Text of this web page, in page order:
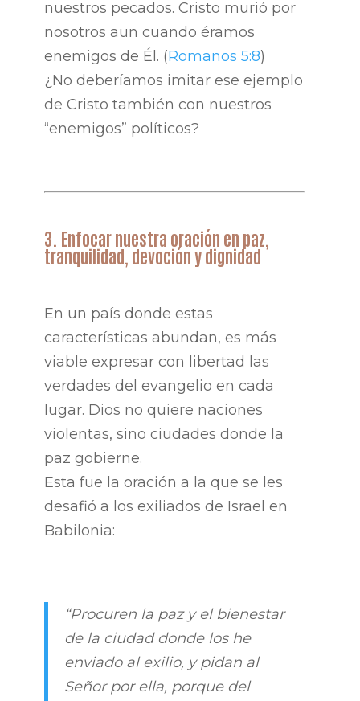
nuestros pecados. Cristo murió por
nosotros aun cuando éramos
enemigos de Él. (Romanos 5:8)
¿No deberíamos imitar ese ejemplo
de Cristo también con nuestros
“enemigos” políticos?
3. Enfocar nuestra oración en paz,
tranquilidad, devoción y dignidad
En un país donde estas
características abundan, es más
viable expresar con libertad las
verdades del evangelio en cada
lugar. Dios no quiere naciones
violentas, sino ciudades donde la
paz gobierne.
Esta fue la oración a la que se les
desafió a los exiliados de Israel en
Babilonia:
“Procuren la paz y el bienestar
de la ciudad donde los he
enviado al exilio, y pidan al
Señor por ella, porque del